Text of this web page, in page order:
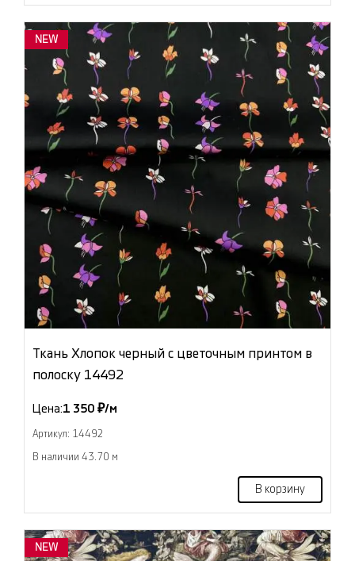
NEW
Ткань Хлопок черный с цветочным принтом в
полоску 14492
Цена:1 350 ₽/м
Артикул: 14492
В наличии 43.70 м
В корзину
NEW